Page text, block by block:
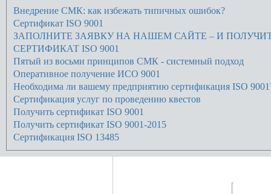
Внедрение СМК: как избежать типичных ошибок?
Сертификат ISO 9001
ЗАПОЛНИТЕ ЗАЯВКУ НА НАШЕМ САЙТЕ – И
СЕРТИФИКАТ ISO 9001
Пятый из восьми принципов СМК - системный подход
Оперативное получение ИСО 9001
Необходима ли вашему предприятию сертификация ISO
Сертификация услуг по проведению квестов
Получить сертификат ISO 9001
Получить сертификат ISO 9001-2015
Сертификация ISO 13485